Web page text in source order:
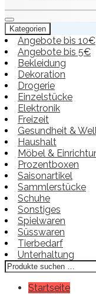
Kategorien
Angebote bis 10€
Angebote bis 5€
Bekleidung
Dekoration
Drogerie
Einzelstücke
Elektronik
Freizeit
Gesundheit &
Haushalt
Möbel &
Prozentboxen
Saisonartikel
Sammlerstücke
Schuhe
Sonstiges
Spielwaren
Süsswaren
Tierbedarf
Unterhaltung
Suchen
nach:
Startseite